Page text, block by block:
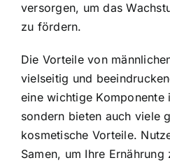
versorgen, um das
zu fördern.
Die Vorteile von
vielseitig und
eine wichtige
sondern bieten auch viele
kosmetische Vorteile.
Samen, um Ihre